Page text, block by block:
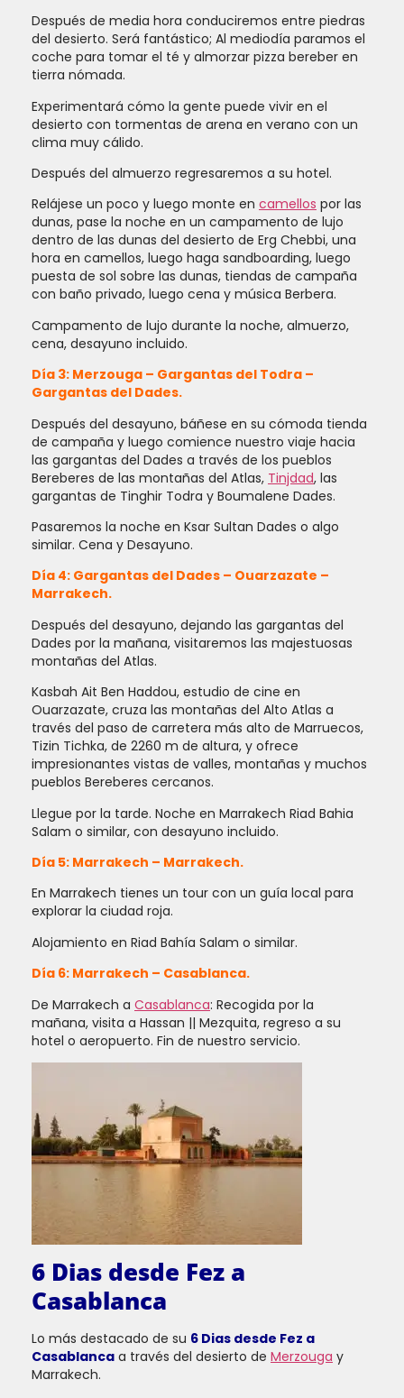
Después de media hora conduciremos entre piedras
del desierto. Será fantástico; Al mediodía paramos el
coche para tomar el té y almorzar pizza bereber en
tierra nómada.
Experimentará cómo la gente puede vivir en el
desierto con tormentas de arena en verano con un
clima muy cálido.
Después del almuerzo regresaremos a su hotel.
relájese un poco y luego monte en camellos por las
dunas, pase la noche en un campamento de lujo
dentro de las dunas del desierto de Erg Chebbi, una
hora en camellos, luego haga sandboarding, luego
puesta de sol sobre las dunas, tiendas de campaña
con baño privado, luego cena y música Berbera.
Campamento de lujo durante la noche, almuerzo,
cena, desayuno incluido.
Día 3: Merzouga – Gargantas del Todra –
Gargantas del Dades.
Después del desayuno, báñese en su cómoda tienda
de campaña y luego comience nuestro viaje hacia
las gargantas del Dades a través de los pueblos
Bereberes de las montañas del Atlas, Tinjdad, las
gargantas de Tinghir Todra y Boumalene Dades.
Pasaremos la noche en Ksar Sultan Dades o algo
similar. Cena y Desayuno.
Día 4: Gargantas del Dades – Ouarzazate –
Marrakech.
Después del desayuno, dejando las gargantas del
Dades por la mañana, visitaremos las majestuosas
montañas del Atlas.
Kasbah Ait Ben Haddou, estudio de cine en
Ouarzazate, cruza las montañas del Alto Atlas a
través del paso de carretera más alto de Marruecos,
Tizin Tichka, de 2260 m de altura, y ofrece
impresionantes vistas de valles, montañas y muchos
pueblos Bereberes cercanos.
Llegue por la tarde. Noche en Marrakech Riad Bahia
Salam o similar, con desayuno incluido.
Día 5: Marrakech – Marrakech.
En Marrakech tienes un tour con un guía local para
explorar la ciudad roja.
Alojamiento en Riad Bahía Salam o similar.
Día 6: Marrakech – Casablanca.
De Marrakech a Casablanca: Recogida por la
mañana, visita a Hassan || Mezquita, regreso a su
hotel o aeropuerto. Fin de nuestro servicio.
6 Dias desde Fez a
Casablanca
Lo más destacado de su 6 Dias desde Fez a
Casablanca a través del desierto de Merzouga y
Marrakech.